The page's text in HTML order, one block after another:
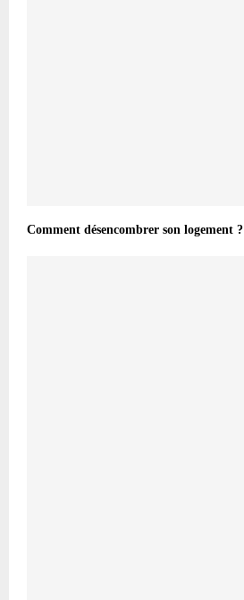
Comment désencombrer son logement ?